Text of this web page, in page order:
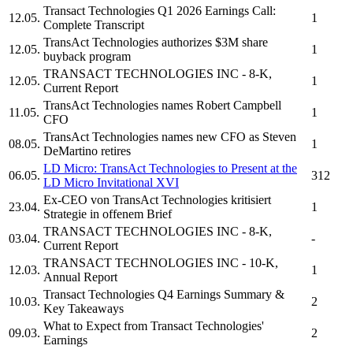
12.05.
Transact Technologies Q1 2026 Earnings Call:
Complete Transcript
1
12.05.
TransAct Technologies authorizes $3M share
buyback program
1
12.05.
TRANSACT TECHNOLOGIES INC - 8-K,
Current Report
1
11.05.
TransAct Technologies names Robert Campbell
CFO
1
08.05.
TransAct Technologies names new CFO as Steven
DeMartino retires
1
06.05.
LD Micro: TransAct Technologies to Present at the
LD Micro Invitational XVI
312
23.04.
Ex-CEO von TransAct Technologies kritisiert
Strategie in offenem Brief
1
03.04.
TRANSACT TECHNOLOGIES INC - 8-K,
Current Report
-
12.03.
TRANSACT TECHNOLOGIES INC - 10-K,
Annual Report
1
10.03.
Transact Technologies Q4 Earnings Summary &
Key Takeaways
2
09.03.
What to Expect from Transact Technologies'
Earnings
2